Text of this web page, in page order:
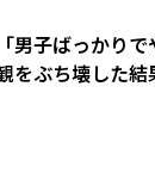
男子ばっかり
をぶち壊した結